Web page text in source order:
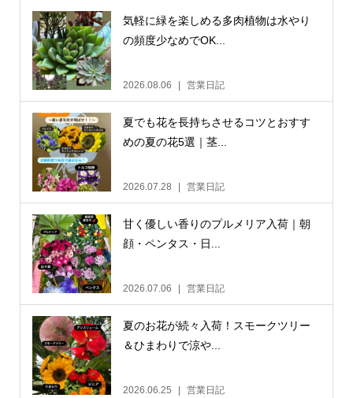
気軽に緑を楽しめる多肉植物は水やり
の頻度少なめでOK...
2026.08.06 営業日記
夏でも花を長持ちさせるコツとおすす
めの夏の花5選｜茎...
2026.07.28 営業日記
甘く優しい香りのプルメリア入荷｜朝
顔・ペンタス・日...
2026.07.06 営業日記
夏のお花が続々入荷！スモークツリー
＆ひまわりで涼や...
2026.06.25 営業日記